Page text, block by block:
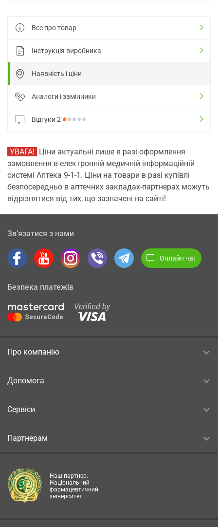
Все про товар
Інструкція виробника
Наявність і ціни
Аналоги і замінники
Відгуки 2
УВАГА! Ціни актуальні лише в разі оформлення
замовлення в електронній медичній інформаційній
системі Аптека 9-1-1. Ціни на товари в разі купівлі
безпосередньо в аптечних закладах-партнерах можуть
відрізнятися від тих, що зазначені на сайті!
Зв’язатися з нами
Онлайн чат
Безпека платежів
Про компанію
Допомога
Сервіси
Партнерам
Наш партнер:
Національний
фармацевтичний
університет